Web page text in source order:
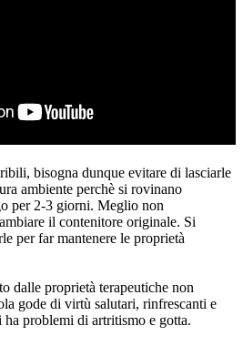
bisogna dunque evitare di lasciarle
ambiente perchè si rovinano
per 2-3 giorni. Meglio non
il contenitore originale. Si
per far mantenere le proprietà
dalle proprietà terapeutiche non
gode di virtù salutari, rinfrescanti e
problemi di artritismo e gotta.